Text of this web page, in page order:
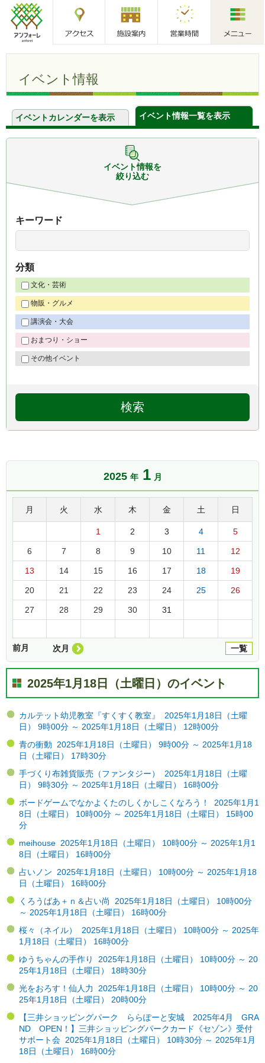
アンフォーレ 施設案内 営業時間
イベント情報
イベントカレンダーを表示 イベント情報一覧を表示
イベント情報を
絞り込む
キーワード
分類
文化・芸術
物販・グルメ
講演会・大会
おまつり・ショー
その他イベント
2025 年 1 月
月 火 水 木 金 土 日
1 2 3 4 5
6 7 8 9 10 11 12
13 14 15 16 17 18 19
20 21 22 23 24 25 26
27 28 29 30 31
前月 一覧
次月
2025年1月18日（土曜日）のイベント
カルテット幼児教室『すくすく教室』 2025年1月18日（土曜
日） 9時00分 ～ 2025年1月18日（土曜日） 12時00分
青の衝動 2025年1月18日（土曜日） 9時00分 ～ 2025年1月18
日（土曜日） 17時30分
手づくり布雑貨販売（ファンタジー） 2025年1月18日（土曜
日） 9時30分 ～ 2025年1月18日（土曜日） 16時00分
ボードゲームでなかよくたのしくかしこくなろう！ 2025年1月1
8日（土曜日） 10時00分 ～ 2025年1月18日（土曜日） 15時00
分
meihouse 2025年1月18日（土曜日） 10時00分 ～ 2025年1月1
8日（土曜日） 16時00分
占いノン 2025年1月18日（土曜日） 10時00分 ～ 2025年1月18
日（土曜日） 16時00分
くろうばあ＋ｎ＆占い尚 2025年1月18日（土曜日） 10時00分
～ 2025年1月18日（土曜日） 16時00分
桜々（ネイル） 2025年1月18日（土曜日） 10時00分 ～ 2025年
1月18日（土曜日） 16時00分
ゆうちゃんの手作り 2025年1月18日（土曜日） 10時00分 ～ 20
25年1月18日（土曜日） 18時30分
光をおろす！仙人力 2025年1月18日（土曜日） 10時00分 ～ 20
25年1月18日（土曜日） 20時00分
【三井ショッピングパーク ららぽーと安城 2025年4月 GRA
ND OPEN！】三井ショッピングパークカード《セゾン》受付
サポート会 2025年1月18日（土曜日） 10時30分 ～ 2025年1月
18日（土曜日） 16時00分